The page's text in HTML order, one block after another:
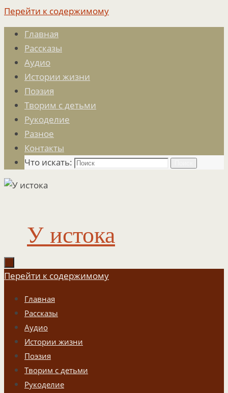
Перейти к содержимому
Главная
Рассказы
Аудио
Истории жизни
Поэзия
Творим с детьми
Рукоделие
Разное
Контакты
Что искать:
У истока
Перейти к содержимому
Главная
Рассказы
Аудио
Истории жизни
Поэзия
Творим с детьми
Рукоделие